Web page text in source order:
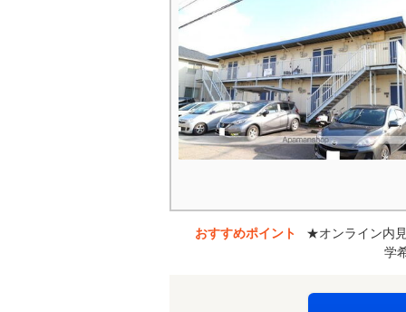
おすすめポイント
★オンライン内
学